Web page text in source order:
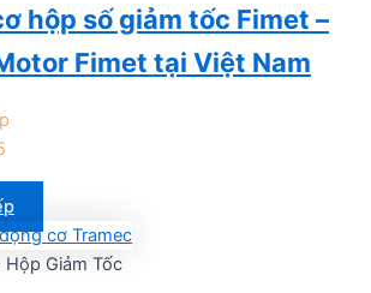
hộp số giảm tốc Fimet –
Fimet tại Việt Nam
Giảm Tốc